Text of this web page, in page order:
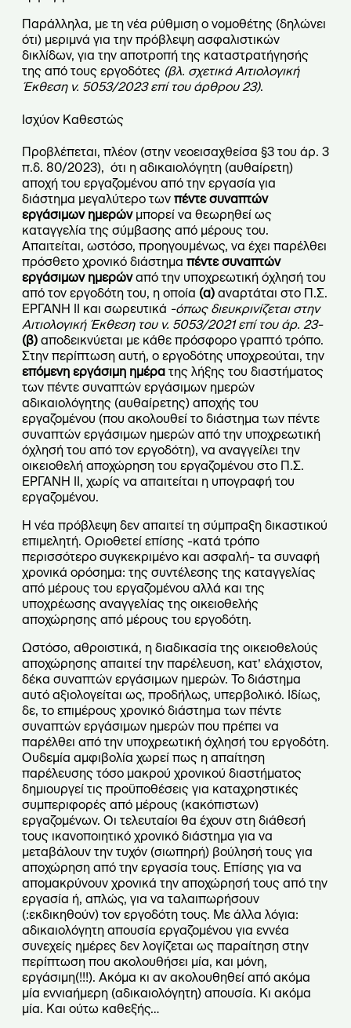
Παράλληλα, με τη νέα ρύθμιση ο νομοθέτης (δηλώνει
ότι) μεριμνά για την πρόβλεψη ασφαλιστικών
δικλίδων, για την αποτροπή της καταστρατήγησής
της από τους εργοδότες (βλ. σχετικά Αιτιολογική
Έκθεση ν. 5053/2023 επί του άρθρου 23).
Ισχύον Καθεστώς
Προβλέπεται, πλέον (στην νεοεισαχθείσα §3 του άρ. 3
π.δ. 80/2023), ότι η αδικαιολόγητη (αυθαίρετη)
αποχή του εργαζομένου από την εργασία για
διάστημα μεγαλύτερο των πέντε συναπτών
εργάσιμων ημερώνμπορεί να θεωρηθεί ως
καταγγελία της σύμβασης από μέρους του.
Απαιτείται, ωστόσο, προηγουμένως, να έχει παρέλθει
πρόσθετο χρονικό διάστημα πέντε συναπτών
εργάσιμων ημερώναπό την υποχρεωτική όχλησή του
από τον εργοδότη του, η οποία (α) αναρτάται στο Π.Σ.
ΕΡΓΑΝΗ ΙΙ και σωρευτικά -όπως διευκρινίζεται στην
Αιτιολογική Έκθεση του ν. 5053/2021 επί του άρ. 23-
(β) αποδεικνύεται με κάθε πρόσφορο γραπτό τρόπο.
Στην περίπτωση αυτή, ο εργοδότης υποχρεούται, την
επόμενη εργάσιμη ημέρα της λήξης του διαστήματος
των πέντε συναπτών εργάσιμων ημερών
αδικαιολόγητης (αυθαίρετης) αποχής του
εργαζομένου (που ακολουθεί το διάστημα των πέντε
συναπτών εργάσιμων ημερών από την υποχρεωτική
όχλησή του από τον εργοδότη), να αναγγείλει την
οικειοθελή αποχώρηση του εργαζομένου στο Π.Σ.
ΕΡΓΑΝΗ ΙΙ, χωρίς να απαιτείται η υπογραφή του
εργαζομένου.
Η νέα πρόβλεψη δεν απαιτεί τη σύμπραξη δικαστικού
επιμελητή. Οριοθετεί επίσης -κατά τρόπο
περισσότερο συγκεκριμένο και ασφαλή- τα συναφή
χρονικά ορόσημα: της συντέλεσης της καταγγελίας
από μέρους του εργαζομένου αλλά και της
υποχρέωσης αναγγελίας της οικειοθελής
αποχώρησης από μέρους του εργοδότη.
Ωστόσο, αθροιστικά, η διαδικασία της οικειοθελούς
αποχώρησης απαιτεί την παρέλευση, κατ’ ελάχιστον,
δέκα συναπτών εργάσιμων ημερών. Το διάστημα
αυτό αξιολογείται ως, προδήλως, υπερβολικό. Ιδίως,
δε, το επιμέρους χρονικό διάστημα των πέντε
συναπτών εργάσιμων ημερών που πρέπει να
παρέλθει από την υποχρεωτική όχλησή του εργοδότη.
Ουδεμία αμφιβολία χωρεί πως η απαίτηση
παρέλευσης τόσο μακρού χρονικού διαστήματος
δημιουργεί τις προϋποθέσεις για καταχρηστικές
συμπεριφορές από μέρους (κακόπιστων)
εργαζομένων. Οι τελευταίοι θα έχουν στη διάθεσή
τους ικανοποιητικό χρονικό διάστημα για να
μεταβάλουν την τυχόν (σιωπηρή) βούλησή τους για
αποχώρηση από την εργασία τους. Επίσης για να
απομακρύνουν χρονικά την αποχώρησή τους από την
εργασία ή, απλώς, για να ταλαιπωρήσουν
(:εκδικηθούν) τον εργοδότη τους. Με άλλα λόγια:
αδικαιολόγητη απουσία εργαζομένου για εννέα
συνεχείς ημέρες δεν λογίζεται ως παραίτηση στην
περίπτωση που ακολουθήσει μία, και μόνη,
εργάσιμη(!!!). Ακόμα κι αν ακολουθηθεί από ακόμα
μία εννιαήμερη (αδικαιολόγητη) απουσία. Κι ακόμα
μία. Και ούτω καθεξής…